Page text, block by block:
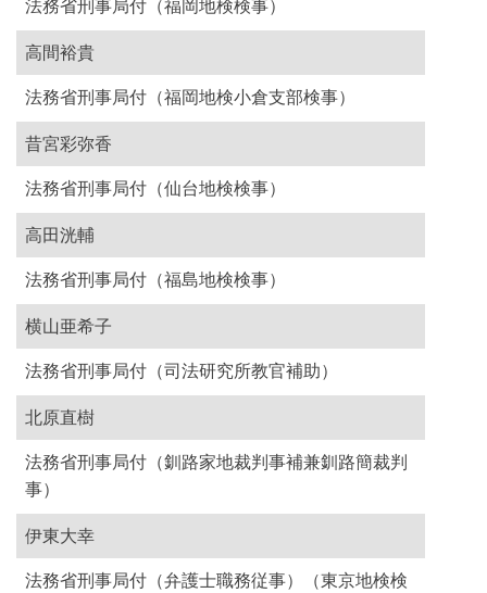
法務省刑事局付（福岡地検検事）
高間裕貴
法務省刑事局付（福岡地検小倉支部検事）
昔宮彩弥香
法務省刑事局付（仙台地検検事）
高田洸輔
法務省刑事局付（福島地検検事）
横山亜希子
法務省刑事局付（司法研究所教官補助）
北原直樹
法務省刑事局付（釧路家地裁判事補兼釧路簡裁判
事）
伊東大幸
法務省刑事局付（弁護士職務従事）（東京地検検